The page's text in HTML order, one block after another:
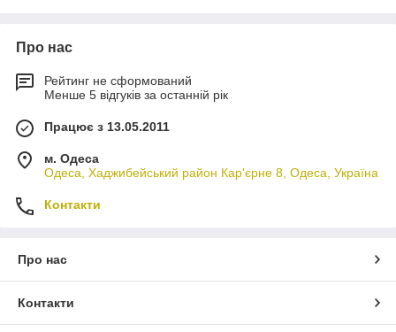
Про нас
Рейтинг не сформований
Менше 5 відгуків за останній рік
Працює з 13.05.2011
м. Одеса
Одеса, Хаджибейський район Кар'єрне 8, Одеса, Україна
Контакти
Про нас
Контакти